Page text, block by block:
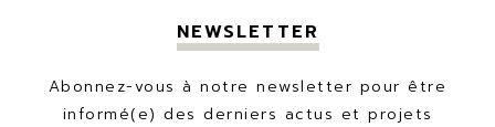
NEWSLETTER
Abonnez-vous à notre newsletter pour être
informé(e) des derniers actus et projets